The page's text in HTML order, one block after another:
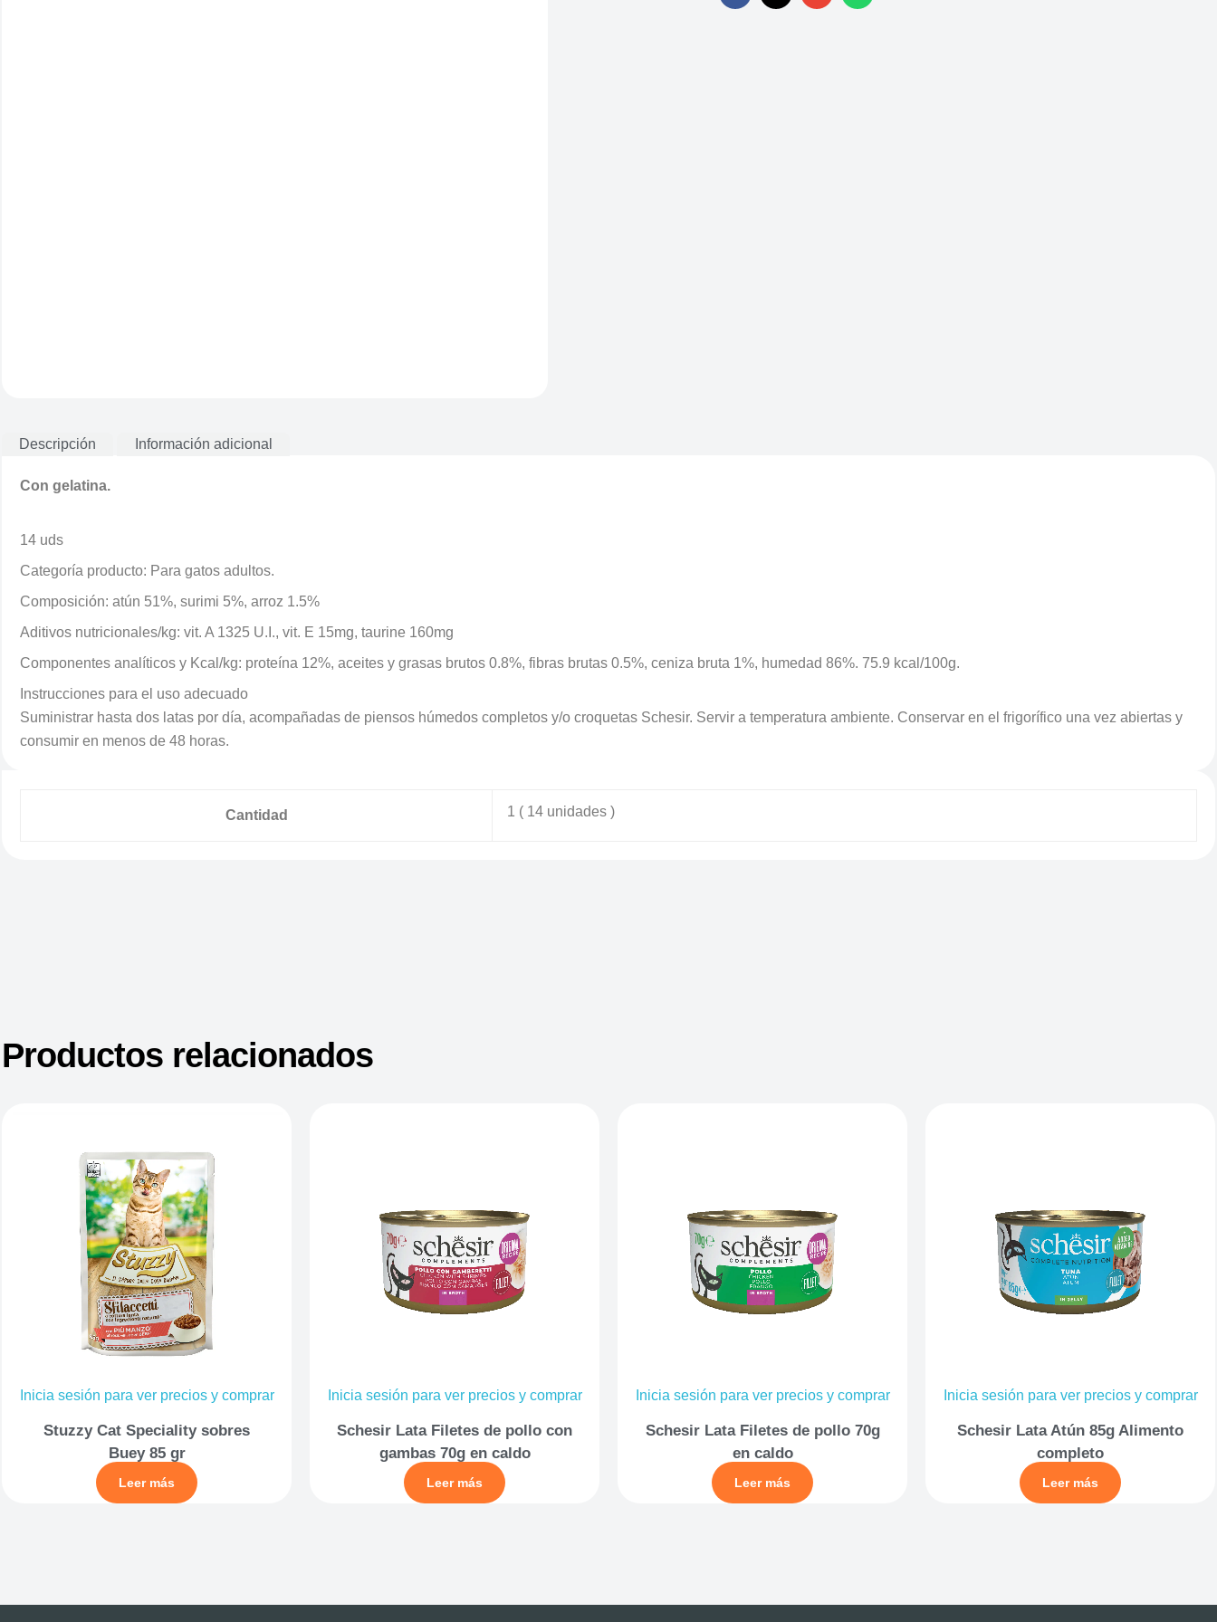
Descripción Información adicional
Con gelatina.
14 uds
Categoría producto: Para gatos adultos.
Composición: atún 51%, surimi 5%, arroz 1.5%
Aditivos nutricionales/kg: vit. A 1325 U.I., vit. E 15mg, taurine 160mg
Componentes analíticos y Kcal/kg: proteína 12%, aceites y grasas brutos 0.8%, fibras brutas 0.5%, ceniza bruta 1%, humedad 86%. 75.9 kcal/100g.
Instrucciones para el uso adecuado
Suministrar hasta dos latas por día, acompañadas de piensos húmedos completos y/o croquetas Schesir. Servir a temperatura ambiente. Conservar en el frigorífico una vez abiertas y
consumir en menos de 48 horas.
Cantidad 1 ( 14 unidades )
Productos relacionados
Inicia sesión para ver precios y comprar
Stuzzy Cat Speciality sobres
Buey 85 gr
Leer más
Inicia sesión para ver precios y comprar
Schesir Lata Filetes de pollo con
gambas 70g en caldo
Leer más
Inicia sesión para ver precios y comprar
Schesir Lata Filetes de pollo 70g
en caldo
Leer más
Inicia sesión para ver precios y comprar
Schesir Lata Atún 85g Alimento
completo
Leer más